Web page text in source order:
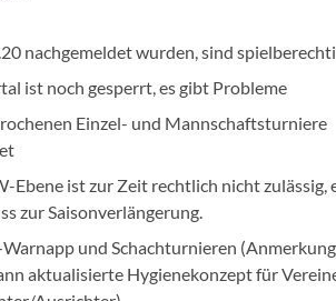
nachgemeldet wurden, sind
ist noch gesperrt, es gibt Probleme
Einzel- und Mannschaftsturniere
Ebene ist zur Zeit rechtlich nicht zulässig,
zur Saisonverlängerung.
und Schachturnieren (Anmerkung
aktualisierte Hygienekonzept für